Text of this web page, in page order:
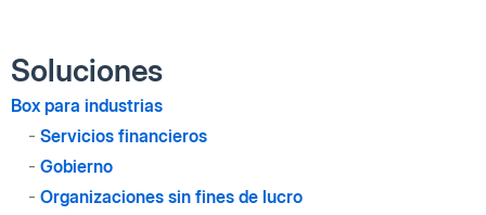
Soluciones
Box para industrias
- Servicios financieros
- Gobierno
- Organizaciones sin fines de lucro